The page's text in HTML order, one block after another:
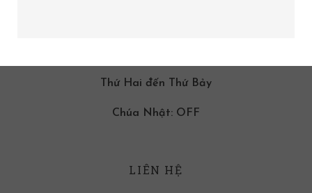
Thứ Hai đến Thứ Bảy
Chúa Nhật: OFF
LIÊN HỆ